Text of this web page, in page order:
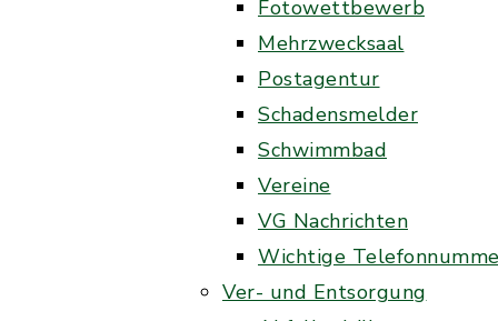
Fotowettbewerb
Mehrzwecksaal
Postagentur
Schadensmelder
Schwimmbad
Vereine
VG Nachrichten
Wichtige
Ver- und Entsorgung